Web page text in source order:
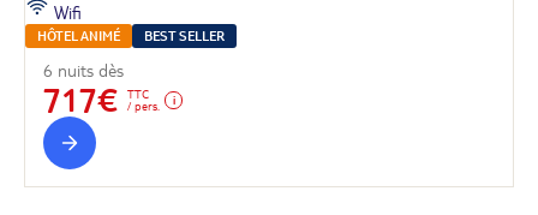
Wifi
HÔTEL ANIMÉ BEST SELLER
6 nuits dès
717€
TTC
/ pers.